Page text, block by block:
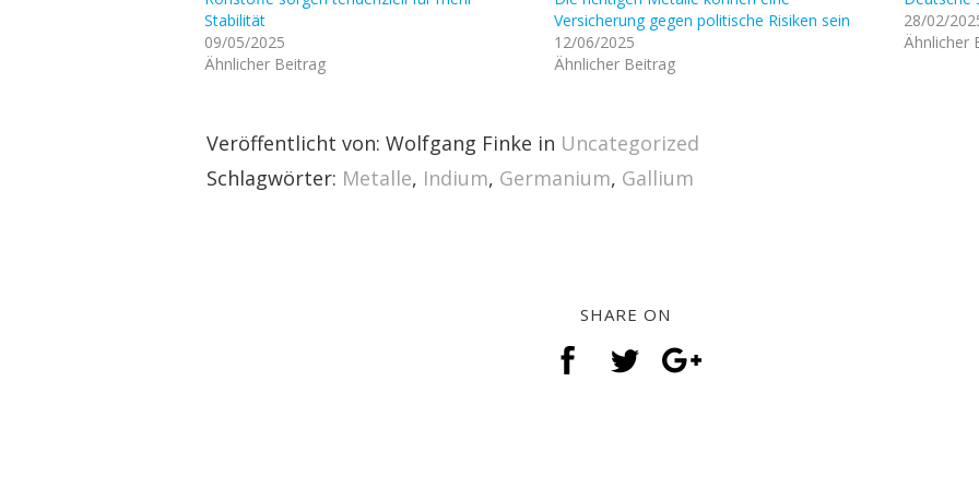
Stabilität
09/05/2025
Ähnlicher Beitrag
Versicherung gegen politische Risiken sein
12/06/2025
Ähnlicher Beitrag
28/02/
Ähnlicher
Veröffentlicht von: Wolfgang Finke in Uncategorized
Schlagwörter: Metalle, Indium, Germanium, Gallium
SHARE ON